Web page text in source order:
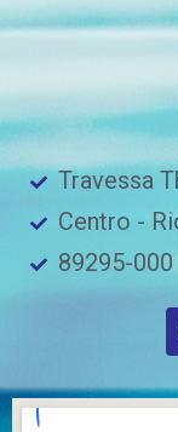
Travessa
Centro -
89295-000